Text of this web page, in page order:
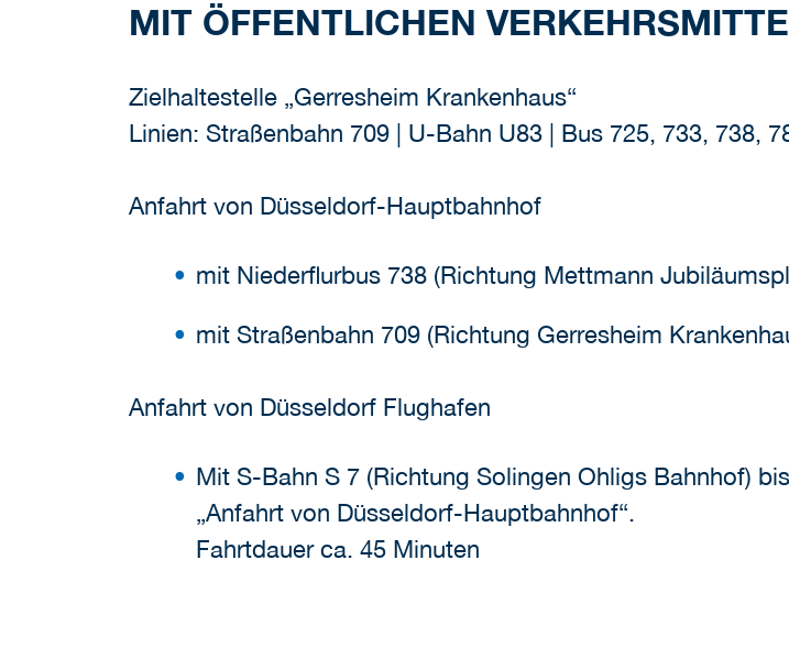
MIT ÖFFENTLICHEN
Zielhaltestelle „Gerresheim Krankenhaus“
Linien: Straßenbahn 709 | U-Bahn U83 | Bus 725, 733, 738,
Anfahrt von Düsseldorf-Hauptbahnhof
mit Niederflurbus 738 (Richtung Mettmann
mit Straßenbahn 709 (Richtung Gerresheim
Anfahrt von Düsseldorf Flughafen
Mit S-Bahn S 7 (Richtung Solingen Ohligs Bahnhof)
„Anfahrt von Düsseldorf-Hauptbahnhof“.
Fahrtdauer ca. 45 Minuten